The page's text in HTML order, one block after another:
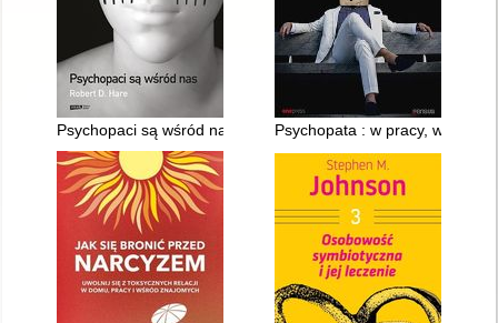
Psychopaci są wśród nas Psychopata : w pracy, w